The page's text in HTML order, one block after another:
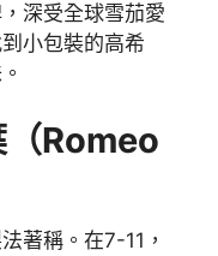
深受全球雪茄愛
小包裝的高希
Romeo
著稱。在7-11，